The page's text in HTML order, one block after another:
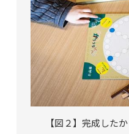
【図２】完成した